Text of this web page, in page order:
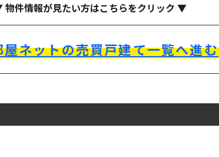
件情報が見たい方はこちらをクリック ▼
屋ネットの売買戸建て一覧へ進む